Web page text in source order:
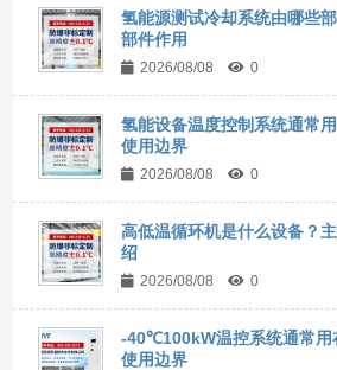
氢能源测试冷却系统由哪些
部件作用
2026/08/08 0
氢能设备温度控制系统通常
使用边界
2026/08/08 0
高低温循环机是什么设备？
绍
2026/08/08 0
-40℃100kW温控系统通常用
使用边界